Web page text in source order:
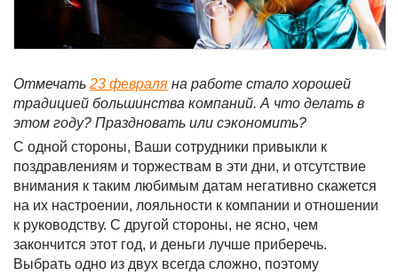
Отмечать 23 февраля на работе стало хорошей
традицией большинства компаний. А что делать в
этом году? Праздновать или сэкономить?
С одной стороны, Ваши сотрудники привыкли к
поздравлениям и торжествам в эти дни, и отсутствие
внимания к таким любимым датам негативно скажется
на их настроении, лояльности к компании и отношении
к руководству. С другой стороны, не ясно, чем
закончится этот год, и деньги лучше приберечь.
Выбрать одно из двух всегда сложно, поэтому